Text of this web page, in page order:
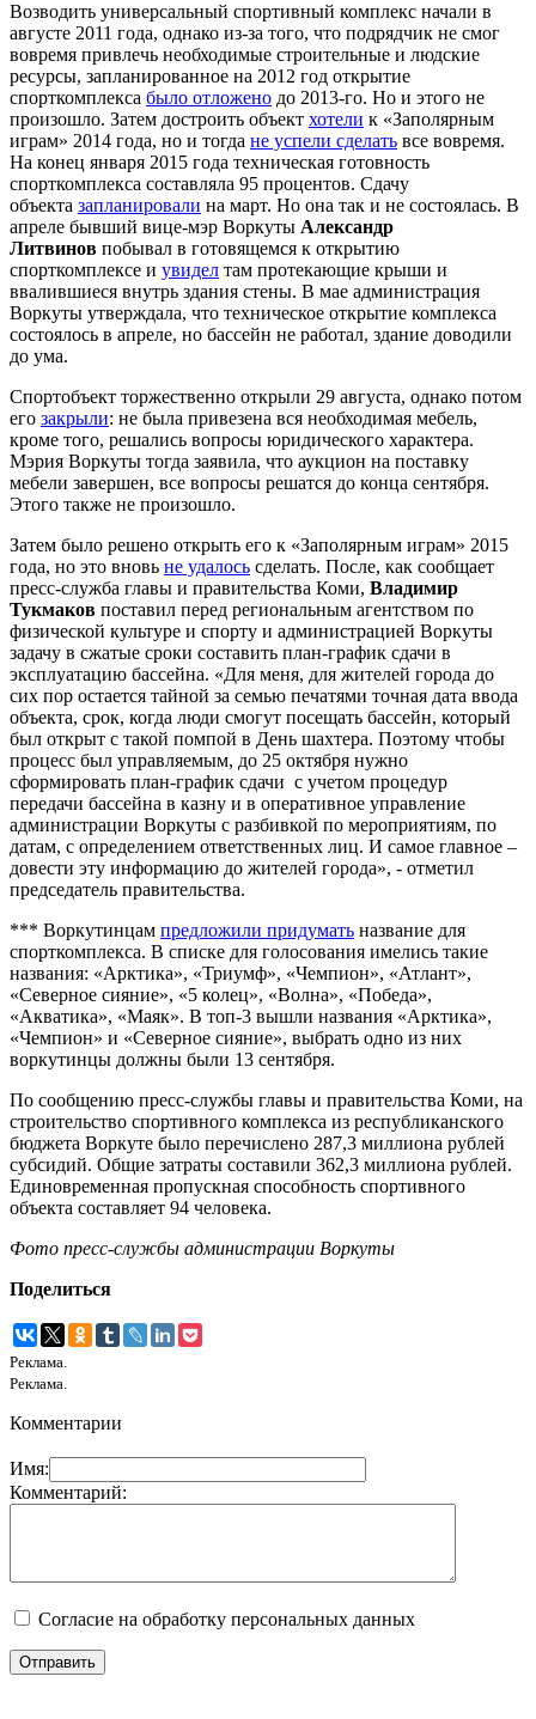
Возводить универсальный спортивный комплекс начали в
августе 2011 года, однако из-за того, что подрядчик не смог
вовремя привлечь необходимые строительные и людские
ресурсы, запланированное на 2012 год открытие
спорткомплекса было отложено до 2013-го. Но и этого не
произошло. Затем достроить объект хотели к «Заполярным
играм» 2014 года, но и тогда не успели сделать все вовремя.
На конец января 2015 года техническая готовность
спорткомплекса составляла 95 процентов. Сдачу
объекта запланировали на март. Но она так и не состоялась. В
апреле бывший вице-мэр Воркуты Александр
Литвинов побывал в готовящемся к открытию
спорткомплексе и увидел там протекающие крыши и
ввалившиеся внутрь здания стены. В мае администрация
Воркуты утверждала, что техническое открытие комплекса
состоялось в апреле, но бассейн не работал, здание доводили
до ума.
Спортобъект торжественно открыли 29 августа, однако потом
его закрыли: не была привезена вся необходимая мебель,
кроме того, решались вопросы юридического характера.
Мэрия Воркуты тогда заявила, что аукцион на поставку
мебели завершен, все вопросы решатся до конца сентября.
Этого также не произошло.
Затем было решено открыть его к «Заполярным играм» 2015
года, но это вновь не удалось сделать. После, как сообщает
пресс-служба главы и правительства Коми, Владимир
Тукмаков поставил перед региональным агентством по
физической культуре и спорту и администрацией Воркуты
задачу в сжатые сроки составить план-график сдачи в
эксплуатацию бассейна. «Для меня, для жителей города до
сих пор остается тайной за семью печатями точная дата ввода
объекта, срок, когда люди смогут посещать бассейн, который
был открыт с такой помпой в День шахтера. Поэтому чтобы
процесс был управляемым, до 25 октября нужно
сформировать план-график сдачи с учетом процедур
передачи бассейна в казну и в оперативное управление
администрации Воркуты с разбивкой по мероприятиям, по
датам, с определением ответственных лиц. И самое главное –
довести эту информацию до жителей города», - отметил
председатель правительства.
*** Воркутинцам предложили придумать название для
спорткомплекса. В списке для голосования имелись такие
названия: «Арктика», «Триумф», «Чемпион», «Атлант»,
«Северное сияние», «5 колец», «Волна», «Победа»,
«Акватика», «Маяк». В топ-3 вышли названия «Арктика»,
«Чемпион» и «Северное сияние», выбрать одно из них
воркутинцы должны были 13 сентября.
По сообщению пресс-службы главы и правительства Коми, на
строительство спортивного комплекса из республиканского
бюджета Воркуте было перечислено 287,3 миллиона рублей
субсидий. Общие затраты составили 362,3 миллиона рублей.
Единовременная пропускная способность спортивного
объекта составляет 94 человека.
Фото пресс-службы администрации Воркуты
Поделиться
Реклама.
Реклама.
Комментарии
Имя:
Комментарий:
Согласие на обработку персональных данных